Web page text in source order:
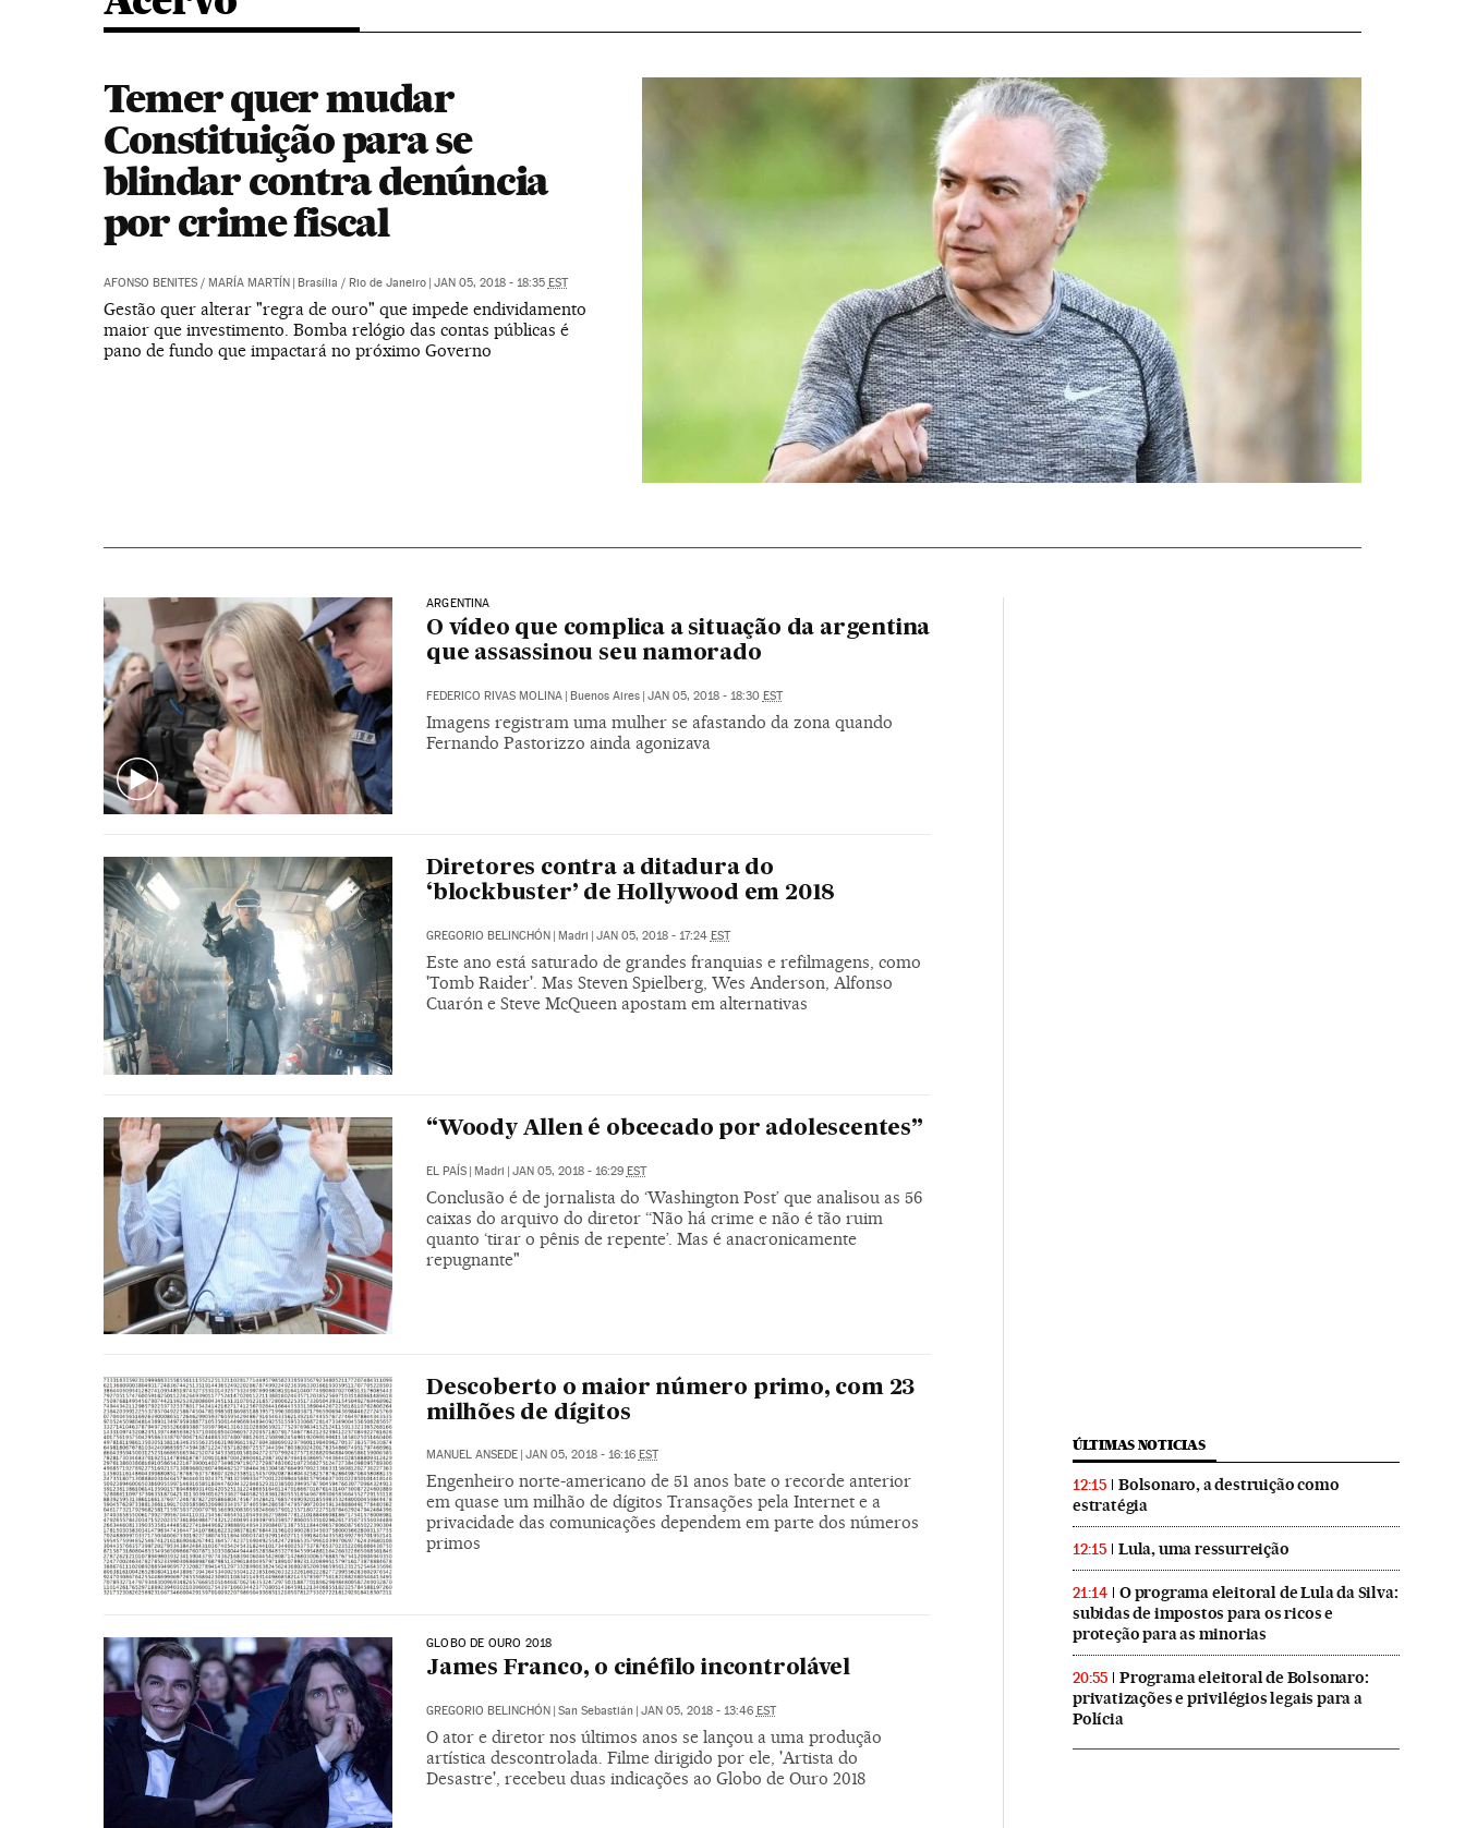
Temer quer mudar
Constituição para se
blindar contra denúncia
por crime fiscal
AFONSO BENITES/ MARÍA MARTÍN | Brasília / Rio de Janeiro | JAN 05, 2018 - 18:35 EST
Gestão quer alterar "regra de ouro" que impede endividamento
maior que investimento. Bomba relógio das contas públicas é
pano de fundo que impactará no próximo Governo
ARGENTINA
O vídeo que complica a situação da argentina
que assassinou seu namorado
FEDERICO RIVAS MOLINA | Buenos Aires | JAN 05, 2018 - 18:30 EST
Imagens registram uma mulher se afastando da zona quando
Fernando Pastorizzo ainda agonizava
Diretores contra a ditadura do
‘blockbuster’ de Hollywood em 2018
GREGORIO BELINCHÓN Madri JAN 05, 2018 - 17:24 EST
Este ano está saturado de grandes franquias e refilmagens, como
'Tomb Raider'. Mas Steven Spielberg, Wes Anderson, Alfonso
Cuarón e Steve McQueen apostam em alternativas
“Woody Allen é obcecado por adolescentes”
EL PAÍS | Madri | JAN 05, 2018 - 16:29 EST
Conclusão é de jornalista do ‘Washington Post’ que analisou as 56
caixas do arquivo do diretor “Não há crime e não é tão ruim
quanto ‘tirar o pênis de repente’. Mas é anacronicamente
repugnante"
Descoberto o maior número primo, com 23
milhões de dígitos
MANUEL ANSEDE | JAN 05, 2018 - 16:16 EST
Engenheiro norte-americano de 51 anos bate o recorde anterior
em quase um milhão de dígitos Transações pela Internet e a
privacidade das comunicações dependem em parte dos números
primos
GLOBO DE OURO 2018
James Franco, o cinéfilo incontrolável
GREGORIO BELINCHÓN | San Sebastián | JAN 05, 2018 - 13:46 EST
O ator e diretor nos últimos anos se lançou a uma produção
artística descontrolada. Filme dirigido por ele, 'Artista do
Desastre', recebeu duas indicações ao Globo de Ouro 2018
ÚLTIMAS NOTICIAS
12:15
Bolsonaro, a destruição como
estratégia
12:15 Lula, uma ressurreição
21:14
O programa eleitoral de Lula da Silva:
subidas de impostos para os ricos e
proteção para as minorias
20:55
Programa eleitoral de Bolsonaro:
privatizações e privilégios legais para a
Polícia